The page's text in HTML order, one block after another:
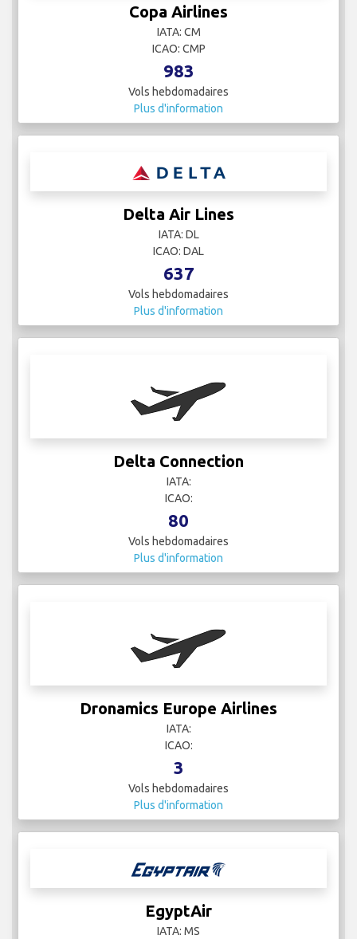
Copa Airlines
IATA: CM
ICAO: CMP
983
Vols hebdomadaires
Plus d'information
Delta Air Lines
IATA: DL
ICAO: DAL
637
Vols hebdomadaires
Plus d'information
Delta Connection
IATA:
ICAO:
80
Vols hebdomadaires
Plus d'information
Dronamics Europe Airlines
IATA:
ICAO:
3
Vols hebdomadaires
Plus d'information
EgyptAir
IATA: MS